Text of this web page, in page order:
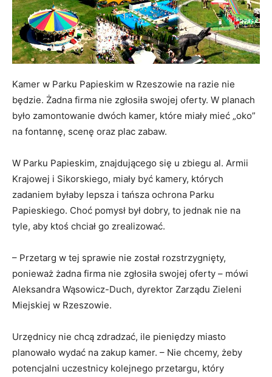
Kamer w Parku Papieskim w Rzeszowie na razie nie
będzie. Żadna firma nie zgłosiła swojej oferty. W planach
było zamontowanie dwóch kamer, które miały mieć „oko”
na fontannę, scenę oraz plac zabaw.
W Parku Papieskim, znajdującego się u zbiegu al. Armii
Krajowej i Sikorskiego, miały być kamery, których
zadaniem byłaby lepsza i tańsza ochrona Parku
Papieskiego. Choć pomysł był dobry, to jednak nie na
tyle, aby ktoś chciał go zrealizować.
– Przetarg w tej sprawie nie został rozstrzygnięty,
ponieważ żadna firma nie zgłosiła swojej oferty – mówi
Aleksandra Wąsowicz-Duch, dyrektor Zarządu Zieleni
Miejskiej w Rzeszowie.
Urzędnicy nie chcą zdradzać, ile pieniędzy miasto
planowało wydać na zakup kamer. – Nie chcemy, żeby
potencjalni uczestnicy kolejnego przetargu, który